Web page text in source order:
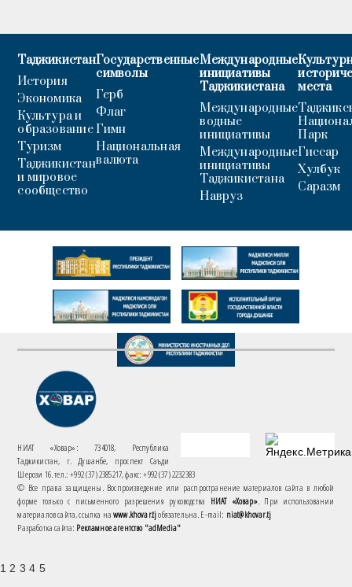
Таджикистан
История
Экономика
Культура и
образование
Туризм
Таджикистан
и мировое
сообщество
Государственные
символы
Герб
Флаг
Гимн
Национальная
валюта
Международные
инициативы
Таджикистана
Международные
водные
инициативы
Международные
инициативы
Таджикистана
Навруз
места
Парк
Гиссар
Хулбук
Саразм
НИАТ «Ховар»: 734018, Республика
Таджикистан, г. Душанбе, проспект Саъди
Шерози 16. тел.: +992 (37) 2385217, факс: +992 (37) 2232383
© Все права защищены. Воспроизведение или распространение материалов сайта в любой
форме только с письменного разрешения руководства НИАТ «Ховар». При использовании
материалов сайта, ссылка наwww.khovar.tjобязательна. E-mail: niat@khovar.tj
Разработка сайта: Рекламное агентство "adMedia"
1 2 3 4 5